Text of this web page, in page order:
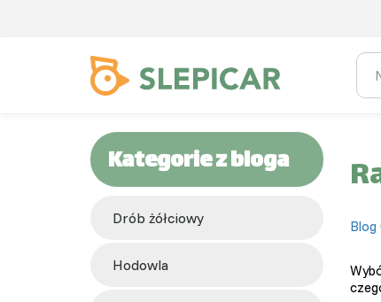
Kategorie z bloga
Drób żółciowy
hodowla
Blog